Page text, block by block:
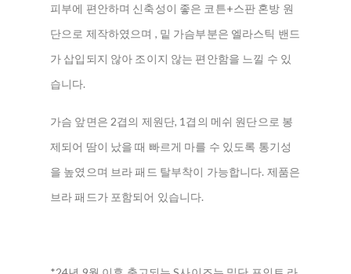
피부에 편안하며 신축성이 좋은 코튼+스판 혼방 원
단으로 제작하였으며 , 밑 가슴부분은 엘라스틱 밴드
가 삽입되지 않아 조이지 않는 편안함을 느낄 수 있
습니다.
가슴 앞면은 2겹의 제원단, 1겹의 메쉬 원단으로 봉
제되어 땀이 났을 때 빠르게 마를 수 있도록 통기성
을 높였으며 브라 패드 탈부착이 가능합니다. 제품은
브라 패드가 포함되어 있습니다.